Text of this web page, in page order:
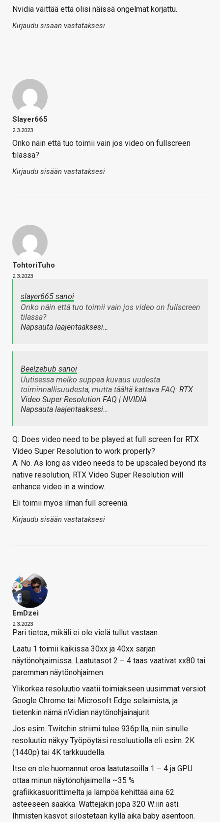
Nvidia väittää että olisi näissä ongelmat korjattu.
Kirjaudu sisään vastataksesi
Slayer665
2.3.2023
Onko näin että tuo toimii vain jos video on fullscreen
tilassa?
Kirjaudu sisään vastataksesi
TohtoriTuho
2.3.2023
slayer665 sanoi
Onko näin että tuo toimii vain jos video on fullscreen
tilassa?
Napsauta laajentaaksesi…
Beelzebub sanoi
Uutisessa melko suppea kuvaus uudesta
toiminnallisuudesta, mutta täältä kattava FAQ: RTX
Video Super Resolution FAQ | NVIDIA
Napsauta laajentaaksesi…
Q: Does video need to be played at full screen for RTX
Video Super Resolution to work properly?
A: No. As long as video needs to be upscaled beyond its
native resolution, RTX Video Super Resolution will
enhance video in a window.
Eli toimii myös ilman full screeniä.
Kirjaudu sisään vastataksesi
EmDzei
2.3.2023
Pari tietoa, mikäli ei ole vielä tullut vastaan.
Laatu 1 toimii kaikissa 30xx ja 40xx sarjan
näytönohjaimissa. Laatutasot 2 – 4 taas vaativat xx80 tai
paremman näytönohjaimen.
Ylikorkea resoluutio vaatii toimiakseen uusimmat versiot
Google Chrome tai Microsoft Edge selaimista, ja
tietenkin nämä nVidian näytönohjainajurit.
Jos esim. Twitchin striimi tulee 936p:lla, niin sinulle
resoluutio näkyy Työpöytäsi resoluutiolla eli esim. 2K
(1440p) tai 4K tarkkuudella.
Itse en ole huomannut eroa laatutasoilla 1 – 4 ja GPU
ottaa minun näytönohjaimella ~35 %
grafiikkasuorittimelta ja lämpöä kehittää aina 62
asteeseen saakka. Wattejakin jopa 320 W:iin asti.
Ihmisten kasvot silostetaan kyllä aika baby asentoon.